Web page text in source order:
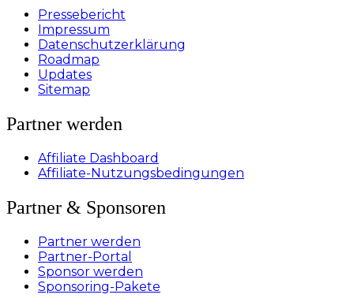
Pressebericht
Impressum
Datenschutzerklärung
Roadmap
Updates
Sitemap
Partner werden
Affiliate Dashboard
Affiliate-Nutzungsbedingungen
Partner & Sponsoren
Partner werden
Partner-Portal
Sponsor werden
Sponsoring-Pakete